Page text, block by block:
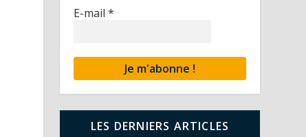
E-mail*
LES DERNIERS ARTICLES